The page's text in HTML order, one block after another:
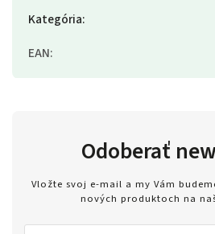
Kategória:
EAN:
Odoberať
Vložte svoj e-mail a my Vám
nových produktoch na